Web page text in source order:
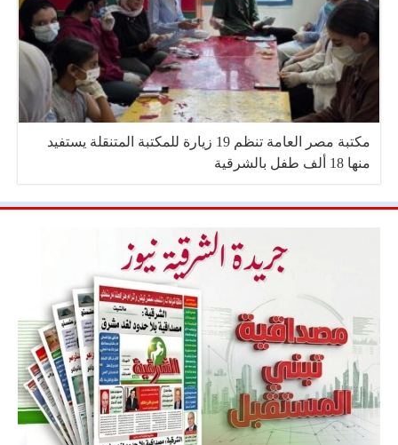
مكتبة مصر العامة تنظم 19 زيارة للمكتبة المتنقلة يستفيد
منها 18 ألف طفل بالشرقية